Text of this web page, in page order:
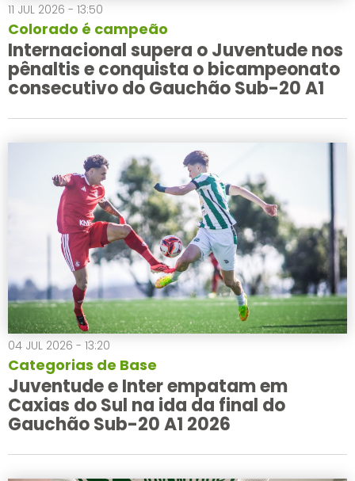
11 JUL 2026 - 13:50
Colorado é campeão
Internacional supera o Juventude nos
pênaltis e conquista o bicampeonato
consecutivo do Gauchão Sub-20 A1
04 JUL 2026 - 13:20
Categorias de Base
Juventude e Inter empatam em
Caxias do Sul na ida da final do
Gauchão Sub-20 A1 2026